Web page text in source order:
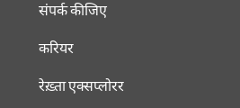
संपर्क कीजिए
करियर
रेख़्ता एक्सप्लोरर